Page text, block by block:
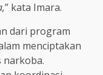
” kata Imara.
dari program
menciptakan
narkoba.